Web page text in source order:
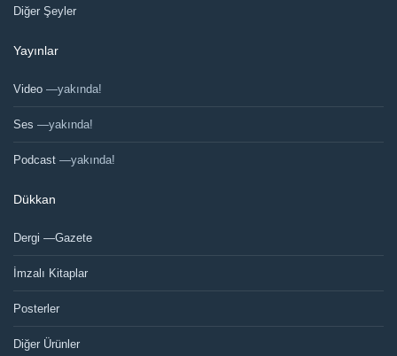
Diğer Şeyler
Yayınlar
Video —yakında!
Ses —yakında!
Podcast —yakında!
Dükkan
Dergi —Gazete
İmzalı Kitaplar
Posterler
Diğer Ürünler